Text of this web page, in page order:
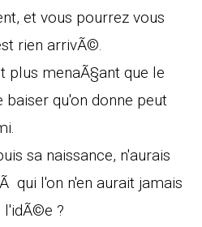
et vous pourrez vous
rien arrivÃ©.
plus menaÃ§ant que le
baiser qu'on donne peut
sa naissance, n'aurais
qui l'on n'en aurait jamais
l'idÃ©e ?